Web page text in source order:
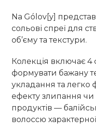
Na Gólov[y]
сольові спреї для
об’єму та текстури.
Колекція включає
формувати бажану
укладання та легко
ефекту злипання чи
продуктів —
волоссю